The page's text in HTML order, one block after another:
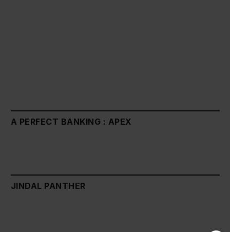
A PERFECT BANKING : APEX
JINDAL PANTHER